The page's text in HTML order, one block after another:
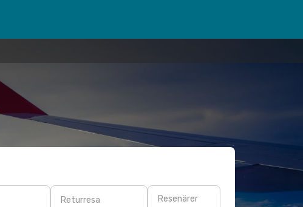
Returresa Resenärer